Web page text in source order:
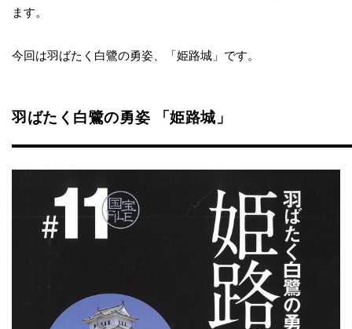
ます。
今回は羽ばたく白鷺の勇姿、「姫路城」です。
羽ばたく白鷺の勇姿 「姫路城」